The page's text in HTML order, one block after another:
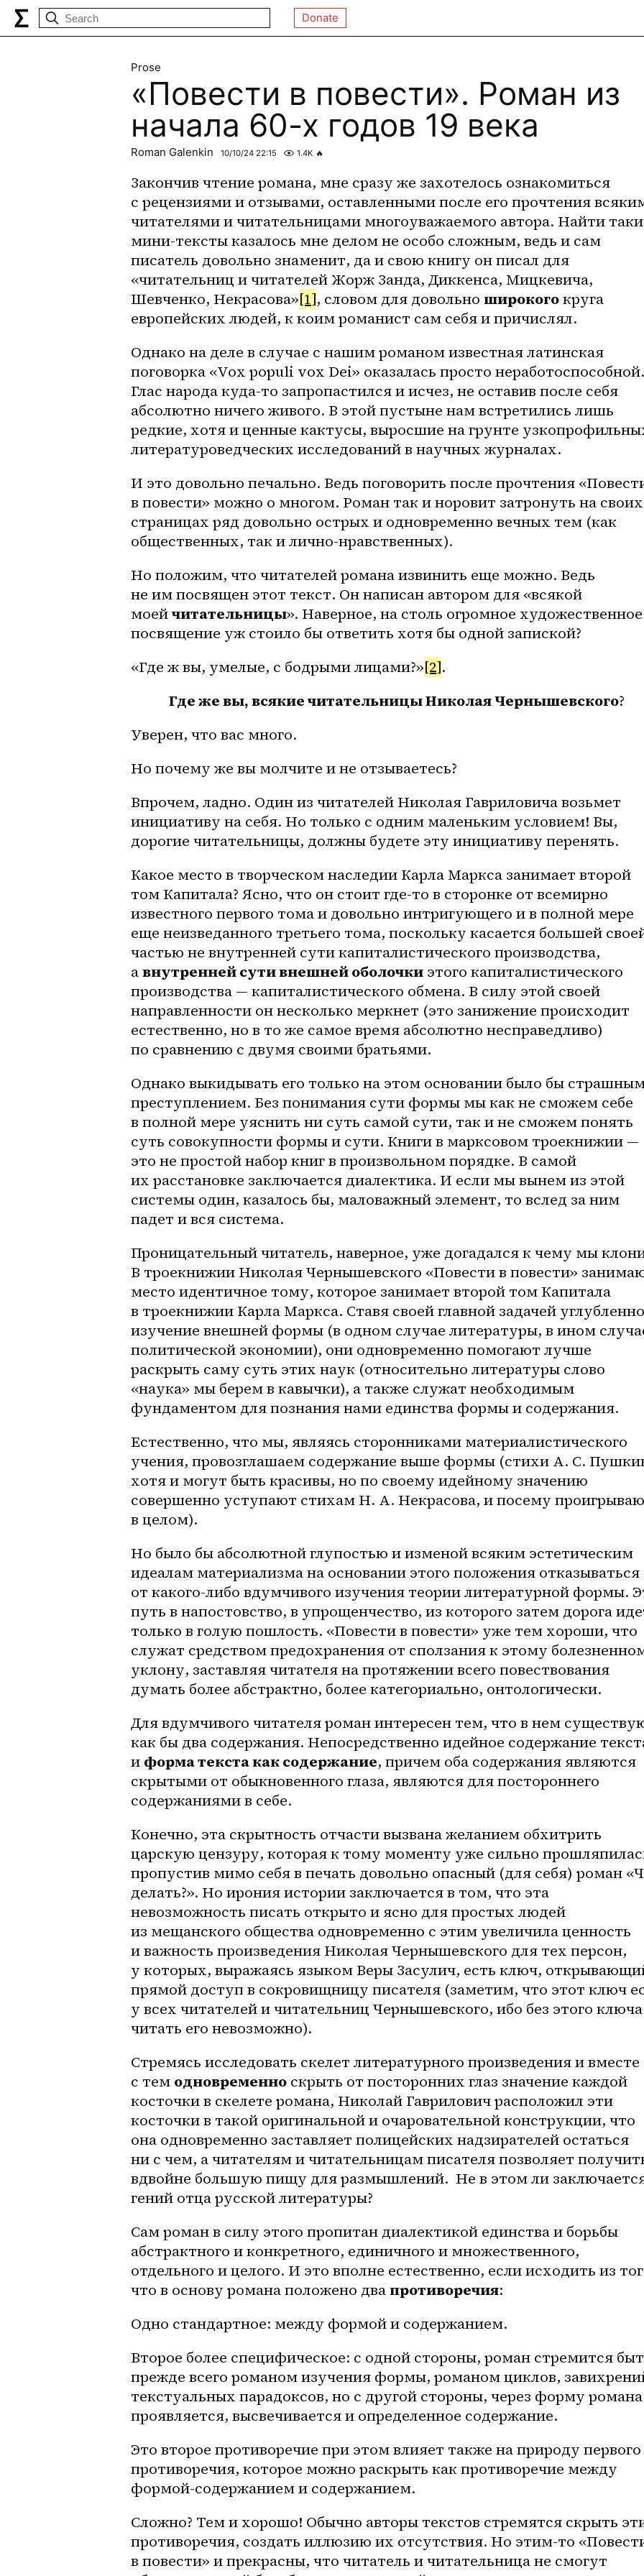
Donate
Prose
«Повести в повести». Роман из
начала 60-х годов 19 века
Roman Galenkin 10/10/24 22:15 1.4K 🔥
Закончив чтение романа, мне сразу же захотелось ознакомиться
с рецензиями и отзывами, оставленными после его прочтения
читателями и читательницами многоуважаемого автора. Найти
мини-тексты казалось мне делом не особо сложным, ведь и сам
писатель довольно знаменит, да и свою книгу он писал для
«читательниц и читателей Жорж Занда, Диккенса, Мицкевича,
Шевченко, Некрасова»[1], словом для довольно широкого круга
европейских людей, к коим романист сам себя и причислял.
Однако на деле в случае с нашим романом известная латинская
поговорка «Vox populi vox Dei» оказалась просто неработоспособной.
Глас народа куда-то запропастился и исчез, не оставив после себя
абсолютно ничего живого. В этой пустыне нам встретились лишь
редкие, хотя и ценные кактусы, выросшие на грунте
литературоведческих исследований в научных журналах.
И это довольно печально. Ведь поговорить после прочтения
в повести» можно о многом. Роман так и норовит затронуть на своих
страницах ряд довольно острых и одновременно вечных тем (как
общественных, так и лично-нравственных).
Но положим, что читателей романа извинить еще можно. Ведь
не им посвящен этот текст. Он написан автором для «всякой
моей читательницы». Наверное, на столь огромное художественное
посвящение уж стоило бы ответить хотя бы одной запиской?
«Где ж вы, умелые, с бодрыми лицами?»[2].
Где же вы, всякие читательницы Николая Чернышевского?
Уверен, что вас много.
Но почему же вы молчите и не отзываетесь?
Впрочем, ладно. Один из читателей Николая Гавриловича возьмет
инициативу на себя. Но только с одним маленьким условием! Вы,
дорогие читательницы, должны будете эту инициативу перенять.
Какое место в творческом наследии Карла Маркса занимает второй
том Капитала? Ясно, что он стоит где-то в сторонке от всемирно
известного первого тома и довольно интригующего и в полной мере
еще неизведанного третьего тома, поскольку касается большей
частью не внутренней сути капиталистического производства,
а внутренней сути внешней оболочки этого капиталистического
производства — капиталистического обмена. В силу этой своей
направленности он несколько меркнет (это занижение происходит
естественно, но в то же самое время абсолютно несправедливо)
по сравнению с двумя своими братьями.
Однако выкидывать его только на этом основании было бы
преступлением. Без понимания сути формы мы как не сможем себе
в полной мере уяснить ни суть самой сути, так и не сможем понять
суть совокупности формы и сути. Книги в марксовом троекнижии —
это не простой набор книг в произвольном порядке. В самой
их расстановке заключается диалектика. И если мы вынем из этой
системы один, казалось бы, маловажный элемент, то вслед за ним
падет и вся система.
Проницательный читатель, наверное, уже догадался к чему мы
В троекнижии Николая Чернышевского «Повести в повести»
место идентичное тому, которое занимает второй том Капитала
в троекнижии Карла Маркса. Ставя своей главной задачей
изучение внешней формы (в одном случае литературы, в ином
политической экономии), они одновременно помогают лучше
раскрыть саму суть этих наук (относительно литературы слово
«наука» мы берем в кавычки), а также служат необходимым
фундаментом для познания нами единства формы и содержания.
Естественно, что мы, являясь сторонниками материалистического
учения, провозглашаем содержание выше формы (стихи А. С.
хотя и могут быть красивы, но по своему идейному значению
совершенно уступают стихам Н. А. Некрасова, и посему
в целом).
Но было бы абсолютной глупостью и изменой всяким эстетическим
идеалам материализма на основании этого положения отказываться
от какого-либо вдумчивого изучения теории литературной формы.
путь в напостовство, в упрощенчество, из которого затем дорога
только в голую пошлость. «Повести в повести» уже тем хороши, что
служат средством предохранения от сползания к этому
уклону, заставляя читателя на протяжении всего повествования
думать более абстрактно, более категориально, онтологически.
Для вдумчивого читателя роман интересен тем, что в нем
как бы два содержания. Непосредственно идейное содержание
и форма текста как содержание, причем оба содержания являются
скрытыми от обыкновенного глаза, являются для постороннего
содержаниями в себе.
Конечно, эта скрытность отчасти вызвана желанием обхитрить
царскую цензуру, которая к тому моменту уже сильно
пропустив мимо себя в печать довольно опасный (для себя) роман
делать?». Но ирония истории заключается в том, что эта
невозможность писать открыто и ясно для простых людей
из мещанского общества одновременно с этим увеличила ценность
и важность произведения Николая Чернышевского для тех персон,
у которых, выражаясь языком Веры Засулич, есть ключ,
прямой доступ в сокровищницу писателя (заметим, что этот ключ
у всех читателей и читательниц Чернышевского, ибо без этого ключа
читать его невозможно).
Стремясь исследовать скелет литературного произведения и вместе
с тем одновременно скрыть от посторонних глаз значение каждой
косточки в скелете романа, Николай Гаврилович расположил эти
косточки в такой оригинальной и очаровательной конструкции, что
она одновременно заставляет полицейских надзирателей остаться
ни с чем, а читателям и читательницам писателя позволяет
вдвойне большую пищу для размышлений.  Не в этом ли
гений отца русской литературы?
Сам роман в силу этого пропитан диалектикой единства и борьбы
абстрактного и конкретного, единичного и множественного,
отдельного и целого. И это вполне естественно, если исходить из
что в основу романа положено два противоречия:
Одно стандартное: между формой и содержанием.
Второе более специфическое: с одной стороны, роман стремится
прежде всего романом изучения формы, романом циклов,
текстуальных парадоксов, но с другой стороны, через форму романа
проявляется, высвечивается и определенное содержание.
Это второе противоречие при этом влияет также на природу первого
противоречия, которое можно раскрыть как противоречие между
формой-содержанием и содержанием.
Сложно? Тем и хорошо! Обычно авторы текстов стремятся скрыть
противоречия, создать иллюзию их отсутствия. Но этим-то
в повести» и прекрасны, что читатель и читательница не смогут